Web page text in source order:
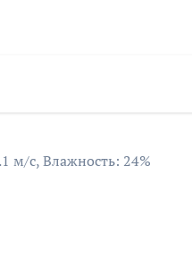
м/с, Влажность: 24%